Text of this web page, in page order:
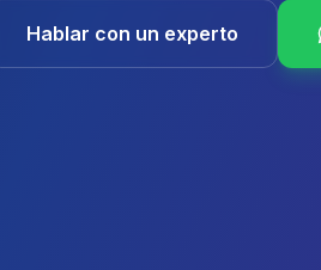
Hablar con un experto